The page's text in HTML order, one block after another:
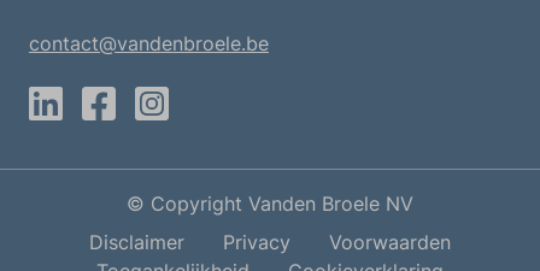
contact@vandenbroele.be
LinkedInFacebookInstagram
© Copyright Vanden Broele NV
Disclaimer
Privacy
Voorwaarden